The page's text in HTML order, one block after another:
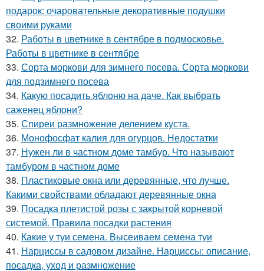
подарок: очаровательные декоративные подушки
своими руками
32. Работы в цветнике в сентябре в подмосковье.
Работы в цветнике в сентябре
33. Сорта моркови для зимнего посева. Сорта моркови
для подзимнего посева
34. Какую посадить яблоню на даче. Как выбрать
саженец яблони?
35. Спиреи размножение делением куста.
36. Монофосфат калия для огурцов. Недостатки
37. Нужен ли в частном доме тамбур. Что называют
тамбуром в частном доме
38. Пластиковые окна или деревянные, что лучше.
Какими свойствами обладают деревянные окна
39. Посадка плетистой розы с закрытой корневой
системой. Правила посадки растения
40. Какие у туи семена. Высеиваем семена туи
41. Нарциссы в садовом дизайне. Нарциссы: описание,
посадка, уход и размножение